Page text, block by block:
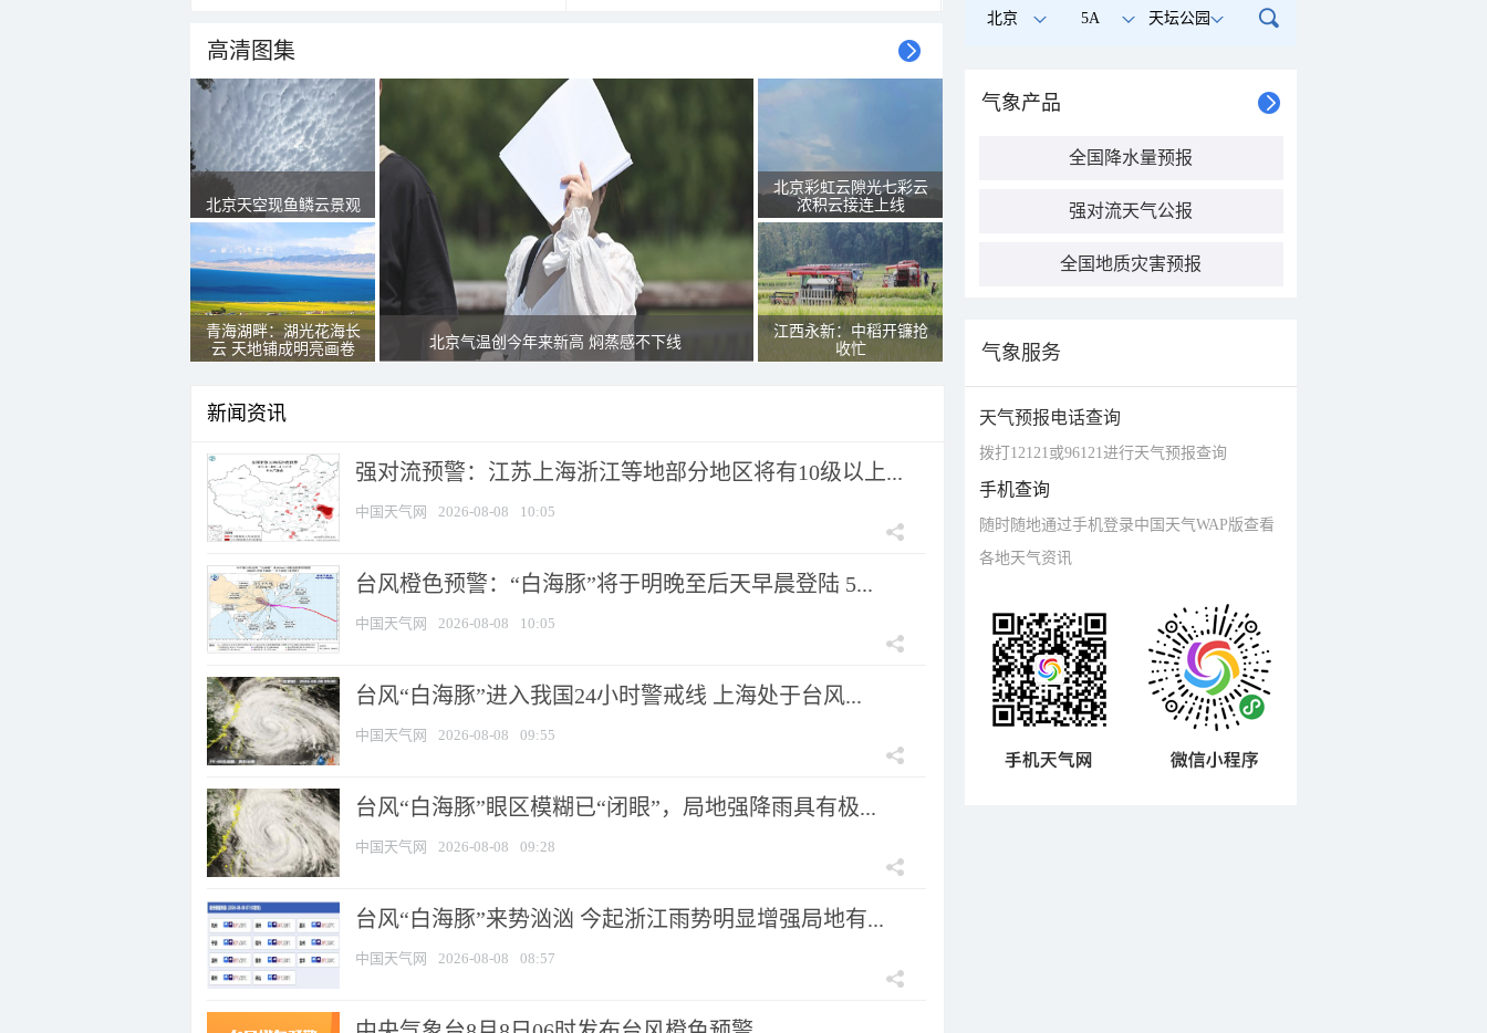
高清图集
北京天空现鱼鳞云景观
青海湖畔：湖光花海长
云 天地铺成明亮画卷
北京气温创今年来新高 焖蒸感不下线
北京彩虹云隙光七彩云
浓积云接连上线
江西永新：中稻开镰抢
收忙
新闻资讯
强对流预警：江苏上海浙江等地部分地区将有10级以上...
中国天气网 2026-08-08 10:05
台风橙色预警：“白海豚”将于明晚至后天早晨登陆 5...
中国天气网 2026-08-08 10:05
台风“白海豚”进入我国24小时警戒线 上海处于台风...
中国天气网 2026-08-08 09:55
台风“白海豚”眼区模糊已“闭眼”，局地强降雨具有极...
中国天气网 2026-08-08 09:28
台风“白海豚”来势汹汹 今起浙江雨势明显增强局地有...
中国天气网 2026-08-08 08:57
北京 5A 天坛公园
气象产品
全国降水量预报
强对流天气公报
全国地质灾害预报
气象服务
天气预报电话查询
拨打12121或96121进行天气预报查询
手机查询
随时随地通过手机登录中国天气WAP版查看
各地天气资讯